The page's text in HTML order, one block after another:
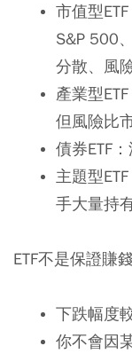
市值型
S&P 500
分散、風
產業型
但風險比
債券ETF
主題型
手大量持有
ETF不是保證賺
下跌幅度
你不會因